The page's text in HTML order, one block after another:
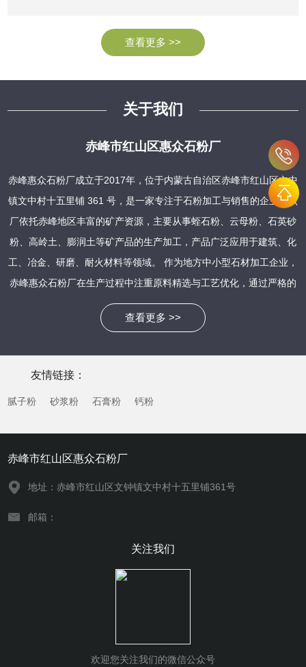
查看更多 >>
关于我们
赤峰市红山区惠众石粉厂
赤峰惠众石粉厂成立于2017年，位于内蒙古自治区赤峰市红山区文中
镇文中村十五里铺 361 号，是一家专注于石粉加工与销售的企业。该
厂依托赤峰地区丰富的矿产资源，主要从事蛭石粉、云母粉、石英砂
粉、高岭土、膨润土等矿产品的生产加工，产品广泛应用于建筑、化
工、冶金、研磨、耐火材料等领域。 作为地方中小型石材加工企业，
赤峰惠众石粉厂在生产过程中注重原料精选与工艺优化，通过严格的
质量管控确保产品稳定性。其石粉产品具有粒度均匀、纯度高、活性
强等特点，能够满足不同行业客户的需求，例如作为建筑材料中的填
查看更多 >>
友情链接：
腻子粉 砂浆粉 石膏粉 钙粉
赤峰市红山区惠众石粉厂
地址：赤峰市红山区文钟镇文中村十五里铺361号
邮箱：
关注我们
欢迎您关注我们的微信公众号